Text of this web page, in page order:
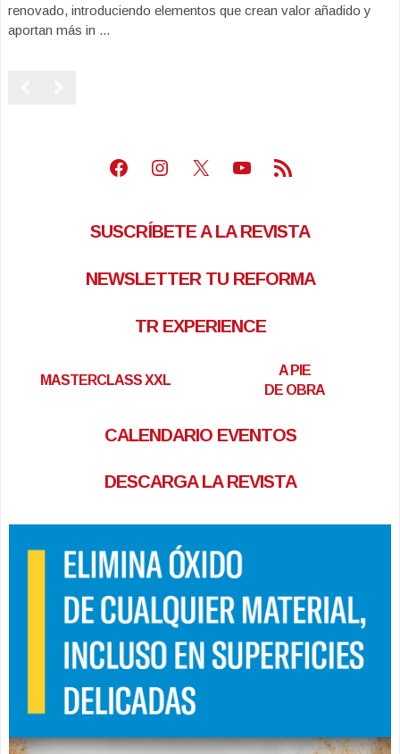
renovado, introduciendo elementos que crean valor añadido y
aportan más in ...
Facebook
Instagram
X Youtube
Feed RSS
SUSCRÍBETE A LA REVISTA
NEWSLETTER TU REFORMA
TR EXPERIENCE
MASTERCLASS XXL
A PIE
DE OBRA
CALENDARIO EVENTOS
DESCARGA LA REVISTA